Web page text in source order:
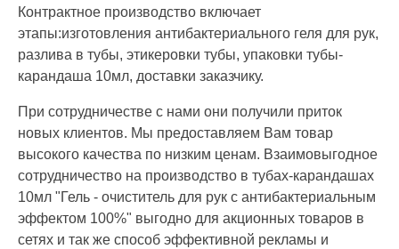
Контрактное производство включает
этапы:изготовления антибактериального геля для рук,
разлива в тубы, этикеровки тубы, упаковки тубы-
карандаша 10мл, доставки заказчику.
При сотрудничестве с нами они получили приток
новых клиентов. Мы предоставляем Вам товар
высокого качества по низким ценам. Взаимовыгодное
сотрудничество на производство в тубах-карандашах
10мл "Гель - очиститель для рук с антибактериальным
эффектом 100%" выгодно для акционных товаров в
сетях и так же способ эффективной рекламы и